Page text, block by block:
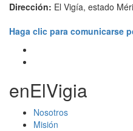
Dirección: El Vigía, estado
Haga clic para comunicarse
enElVigia
Nosotros
Misión